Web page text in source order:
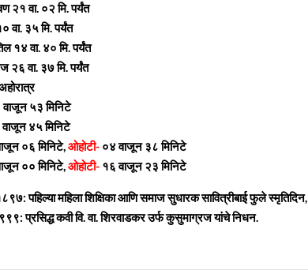
२१ वा. ०२ मि. पर्यंत
वा. ३५ मि. पर्यंत
१४ वा. ४० मि. पर्यंत
२६ वा. ३७ मि. पर्यंत
५३ मिनिटे
४५ मिनिटे
०६ मिनिटे,ओहोटी- ०४ वाजून ३८ मिनिटे
०० मिनिटे,ओहोटी- १६ वाजून २३ मिनिटे
पहिल्या महिला शिक्षिका आणि समाज सुधारक सावित्रीबाई फुले स्मृतिदिन,
कवी वि. वा. शिरवाडकर उर्फ कुसुमाग्रज यांचे निधन.